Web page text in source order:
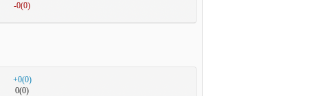
-0(0)
+0(0)
0(0)